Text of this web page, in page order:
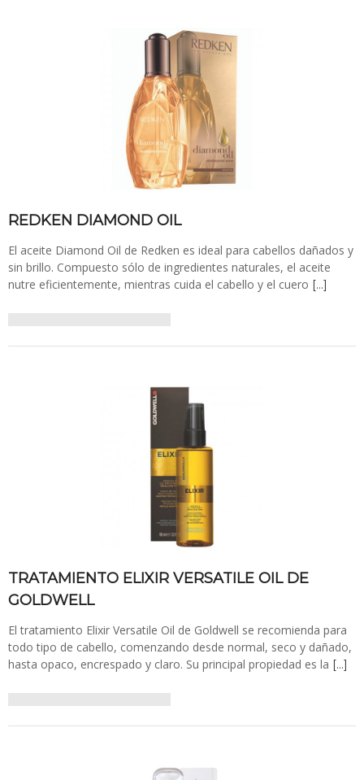
REDKEN DIAMOND OIL
El aceite Diamond Oil de Redken es ideal para cabellos dañados y
sin brillo. Compuesto sólo de ingredientes naturales, el aceite
nutre eficientemente, mientras cuida el cabello y el cuero […]
TRATAMIENTO ELIXIR VERSATILE OIL DE
GOLDWELL
El tratamiento Elixir Versatile Oil de Goldwell se recomienda para
todo tipo de cabello, comenzando desde normal, seco y dañado,
hasta opaco, encrespado y claro. Su principal propiedad es la […]